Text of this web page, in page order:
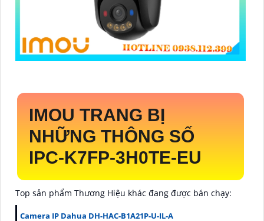
IMOU TRANG BỊ
NHỮNG THÔNG SỐ
IPC-K7FP-3H0TE-EU
Top sản phẩm Thương Hiệu khác đang được bán chạy:
Camera IP Dahua DH-HAC-B1A21P-U-IL-A